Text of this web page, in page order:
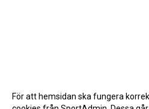
För att hemsidan ska fungera